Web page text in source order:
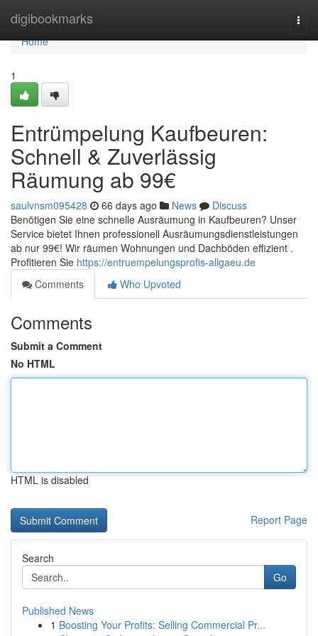
digibookmarks
Home
Home
1
Entrümpelung Kaufbeuren:
Schnell & Zuverlässig
Räumung ab 99€
saulvnsm095428 66 days ago News
Discuss
Benötigen Sie eine schnelle Ausräumung in Kaufbeuren? Unser
Service bietet Ihnen professionell Ausräumungsdienstleistungen
ab nur 99€! Wir räumen Wohnungen und Dachböden effizient .
Profitieren Sie https://entruempelungsprofis-allgaeu.de
Comments
Who Upvoted
Comments
Submit a Comment
No HTML
HTML is disabled
Report Page
Search
Go
Published News
1 Boosting Your Profits: Selling Commercial Pr...